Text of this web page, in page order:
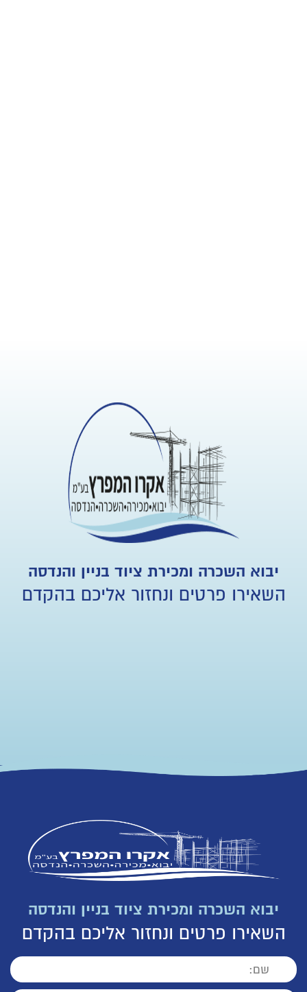
יבוא השכרה ומכירת ציוד בניין והנדסה
השאירו פרטים ונחזור אליכם בהקדם
יבוא השכרה ומכירת ציוד בניין והנדסה
השאירו פרטים ונחזור אליכם בהקדם